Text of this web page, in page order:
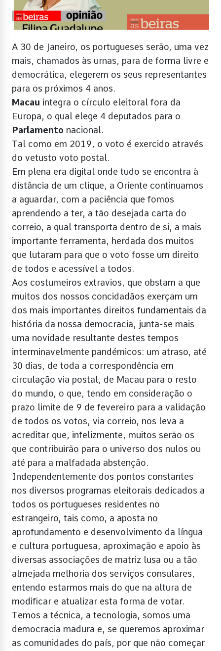
A 30 de Janeiro, os portugueses serão, uma vez
mais, chamados às urnas, para de forma livre e
democrática, elegerem os seus representantes
para os próximos 4 anos.
Macau integra o círculo eleitoral fora da
Europa, o qual elege 4 deputados para o
Parlamento nacional.
Tal como em 2019, o voto é exercido através
do vetusto voto postal.
Em plena era digital onde tudo se encontra à
distância de um clique, a Oriente continuamos
a aguardar, com a paciência que fomos
aprendendo a ter, a tão desejada carta do
correio, a qual transporta dentro de si, a mais
importante ferramenta, herdada dos muitos
que lutaram para que o voto fosse um direito
de todos e acessível a todos.
Aos costumeiros extravios, que obstam a que
muitos dos nossos concidadãos exerçam um
dos mais importantes direitos fundamentais da
história da nossa democracia, junta-se mais
uma novidade resultante destes tempos
interminavelmente pandémicos: um atraso, até
30 dias, de toda a correspondência em
circulação via postal, de Macau para o resto
do mundo, o que, tendo em consideração o
prazo limite de 9 de fevereiro para a validação
de todos os votos, via correio, nos leva a
acreditar que, infelizmente, muitos serão os
que contribuirão para o universo dos nulos ou
até para a malfadada abstenção.
Independentemente dos pontos constantes
nos diversos programas eleitorais dedicados a
todos os portugueses residentes no
estrangeiro, tais como, a aposta no
aprofundamento e desenvolvimento da língua
e cultura portuguesa, aproximação e apoio às
diversas associações de matriz lusa ou a tão
almejada melhoria dos serviços consulares,
entendo estarmos mais do que na altura de
modificar e atualizar esta forma de votar.
Temos a técnica, a tecnologia, somos uma
democracia madura e, se queremos aproximar
as comunidades do país, por que não começar